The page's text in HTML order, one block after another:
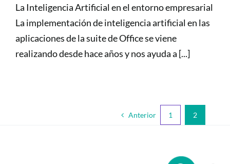
La Inteligencia Artificial en el entorno empresarial
La implementación de inteligencia artificial en las
aplicaciones de la suite de Office se viene
realizando desde hace años y nos ayuda a [...]
Anterior 1 2